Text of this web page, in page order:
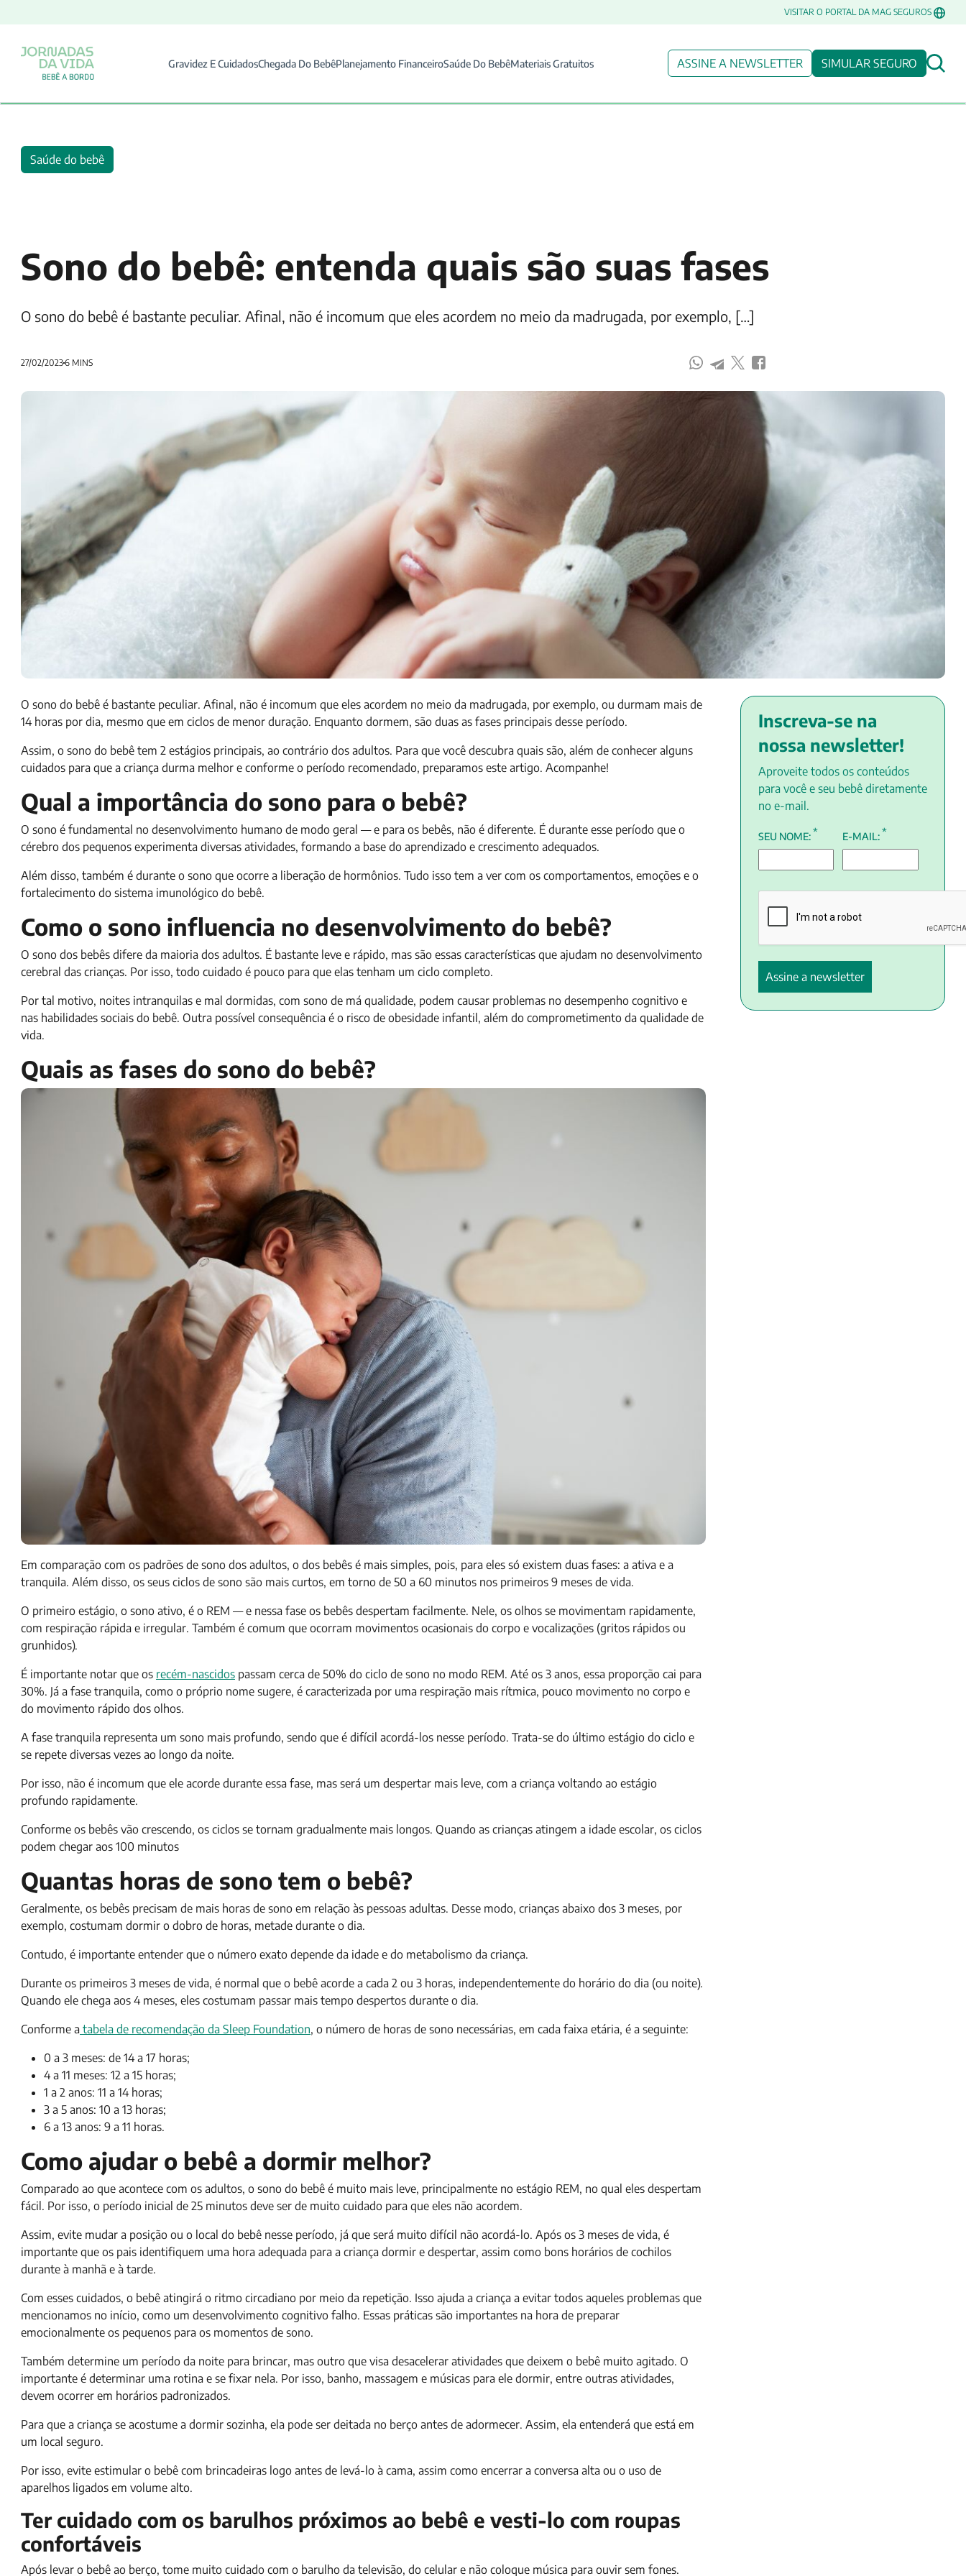
VISITAR O PORTAL DA MAG SEGUROS
Gravidez E CuidadosChegada Do BebêPlanejamento FinanceiroSaúde Do BebêMateriais Gratuitos ASSINE A NEWSLETTER SIMULAR SEGURO
Saúde do bebê
Sono do bebê: entenda quais são suas fases
O sono do bebê é bastante peculiar. Afinal, não é incomum que eles acordem no meio da madrugada, por exemplo, […]
27/02/20236 MINS
O sono do bebê é bastante peculiar. Afinal, não é incomum que eles acordem no meio da madrugada, por exemplo, ou durmam mais de
14 horas por dia, mesmo que em ciclos de menor duração. Enquanto dormem, são duas as fases principais desse período.
Assim, o sono do bebê tem 2 estágios principais, ao contrário dos adultos. Para que você descubra quais são, além de conhecer alguns
cuidados para que a criança durma melhor e conforme o período recomendado, preparamos este artigo. Acompanhe!
Qual a importância do sono para o bebê?
O sono é fundamental no desenvolvimento humano de modo geral — e para os bebês, não é diferente. É durante esse período que o
cérebro dos pequenos experimenta diversas atividades, formando a base do aprendizado e crescimento adequados.
Além disso, também é durante o sono que ocorre a liberação de hormônios. Tudo isso tem a ver com os comportamentos, emoções e o
fortalecimento do sistema imunológico do bebê.
Como o sono influencia no desenvolvimento do bebê?
O sono dos bebês difere da maioria dos adultos. É bastante leve e rápido, mas são essas características que ajudam no desenvolvimento
cerebral das crianças. Por isso, todo cuidado é pouco para que elas tenham um ciclo completo.
Por tal motivo, noites intranquilas e mal dormidas, com sono de má qualidade, podem causar problemas no desempenho cognitivo e
nas habilidades sociais do bebê. Outra possível consequência é o risco de obesidade infantil, além do comprometimento da qualidade de
vida.
Quais as fases do sono do bebê?
Em comparação com os padrões de sono dos adultos, o dos bebês é mais simples, pois, para eles só existem duas fases: a ativa e a
tranquila. Além disso, os seus ciclos de sono são mais curtos, em torno de 50 a 60 minutos nos primeiros 9 meses de vida.
O primeiro estágio, o sono ativo, é o REM — e nessa fase os bebês despertam facilmente. Nele, os olhos se movimentam rapidamente,
com respiração rápida e irregular. Também é comum que ocorram movimentos ocasionais do corpo e vocalizações (gritos rápidos ou
grunhidos).
É importante notar que os recém-nascidos passam cerca de 50% do ciclo de sono no modo REM. Até os 3 anos, essa proporção cai para
30%. Já a fase tranquila, como o próprio nome sugere, é caracterizada por uma respiração mais rítmica, pouco movimento no corpo e
do movimento rápido dos olhos.
A fase tranquila representa um sono mais profundo, sendo que é difícil acordá-los nesse período. Trata-se do último estágio do ciclo e
se repete diversas vezes ao longo da noite.
Por isso, não é incomum que ele acorde durante essa fase, mas será um despertar mais leve, com a criança voltando ao estágio
profundo rapidamente.
Conforme os bebês vão crescendo, os ciclos se tornam gradualmente mais longos. Quando as crianças atingem a idade escolar, os ciclos
podem chegar aos 100 minutos
Quantas horas de sono tem o bebê?
Geralmente, os bebês precisam de mais horas de sono em relação às pessoas adultas. Desse modo, crianças abaixo dos 3 meses, por
exemplo, costumam dormir o dobro de horas, metade durante o dia.
Contudo, é importante entender que o número exato depende da idade e do metabolismo da criança.
Durante os primeiros 3 meses de vida, é normal que o bebê acorde a cada 2 ou 3 horas, independentemente do horário do dia (ou noite).
Quando ele chega aos 4 meses, eles costumam passar mais tempo despertos durante o dia.
Conforme a tabela de recomendação da Sleep Foundation, o número de horas de sono necessárias, em cada faixa etária, é a seguinte:
0 a 3 meses: de 14 a 17 horas;
4 a 11 meses: 12 a 15 horas;
1 a 2 anos: 11 a 14 horas;
3 a 5 anos: 10 a 13 horas;
6 a 13 anos: 9 a 11 horas.
Como ajudar o bebê a dormir melhor?
Comparado ao que acontece com os adultos, o sono do bebê é muito mais leve, principalmente no estágio REM, no qual eles despertam
fácil. Por isso, o período inicial de 25 minutos deve ser de muito cuidado para que eles não acordem.
Assim, evite mudar a posição ou o local do bebê nesse período, já que será muito difícil não acordá-lo. Após os 3 meses de vida, é
importante que os pais identifiquem uma hora adequada para a criança dormir e despertar, assim como bons horários de cochilos
durante à manhã e à tarde.
Com esses cuidados, o bebê atingirá o ritmo circadiano por meio da repetição. Isso ajuda a criança a evitar todos aqueles problemas que
mencionamos no início, como um desenvolvimento cognitivo falho. Essas práticas são importantes na hora de preparar
emocionalmente os pequenos para os momentos de sono.
Também determine um período da noite para brincar, mas outro que visa desacelerar atividades que deixem o bebê muito agitado. O
importante é determinar uma rotina e se fixar nela. Por isso, banho, massagem e músicas para ele dormir, entre outras atividades,
devem ocorrer em horários padronizados.
Para que a criança se acostume a dormir sozinha, ela pode ser deitada no berço antes de adormecer. Assim, ela entenderá que está em
um local seguro.
Por isso, evite estimular o bebê com brincadeiras logo antes de levá-lo à cama, assim como encerrar a conversa alta ou o uso de
aparelhos ligados em volume alto.
Ter cuidado com os barulhos próximos ao bebê e vesti-lo com roupas
confortáveis
Após levar o bebê ao berço, tome muito cuidado com o barulho da televisão, do celular e não coloque música para ouvir sem fones.
Inscreva-se na
nossa newsletter!
Aproveite todos os conteúdos
para você e seu bebê diretamente
no e-mail.
SEU NOME:* E-MAIL:*